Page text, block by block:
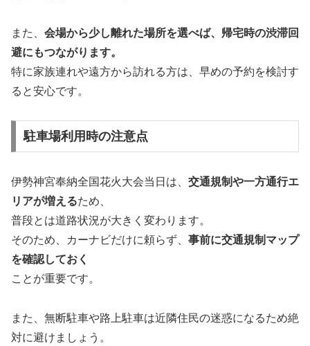
また、 会場から少し離れた場所を選べば、帰宅時の渋滞回
避にもつながります。
特に家族連れや遠方から訪れる方は、早めの予約を検討す
ると安心です。
駐車場利用時の注意点
伊勢神宮奉納全国花火大会当日は、 交通規制や一方通行エ
リアが増えるため、
普段とは道路状況が大きく変わります。
そのため、カーナビだけに頼らず、 事前に交通規制マップ
を確認しておく
ことが重要です。
また、無断駐車や路上駐車は近隣住民の迷惑になるため絶
対に避けましょう。